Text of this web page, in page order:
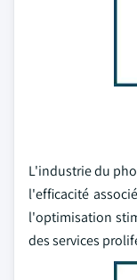
L'industrie du
l'efficacité
l'optimisation
des services